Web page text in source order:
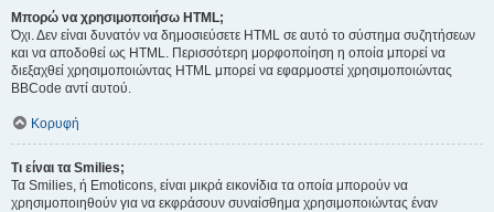
Μπορώ να χρησιμοποιήσω HTML;
Όχι. Δεν είναι δυνατόν να δημοσιεύσετε HTML σε αυτό το σύστημα συζητήσεων
και να αποδοθεί ως HTML. Περισσότερη μορφοποίηση η οποία μπορεί να
διεξαχθεί χρησιμοποιώντας HTML μπορεί να εφαρμοστεί χρησιμοποιώντας
BBCode αντί αυτού.
Κορυφή
Τι είναι τα Smilies;
Τα Smilies, ή Emoticons, είναι μικρά εικονίδια τα οποία μπορούν να
χρησιμοποιηθούν για να εκφράσουν συναίσθημα χρησιμοποιώντας έναν